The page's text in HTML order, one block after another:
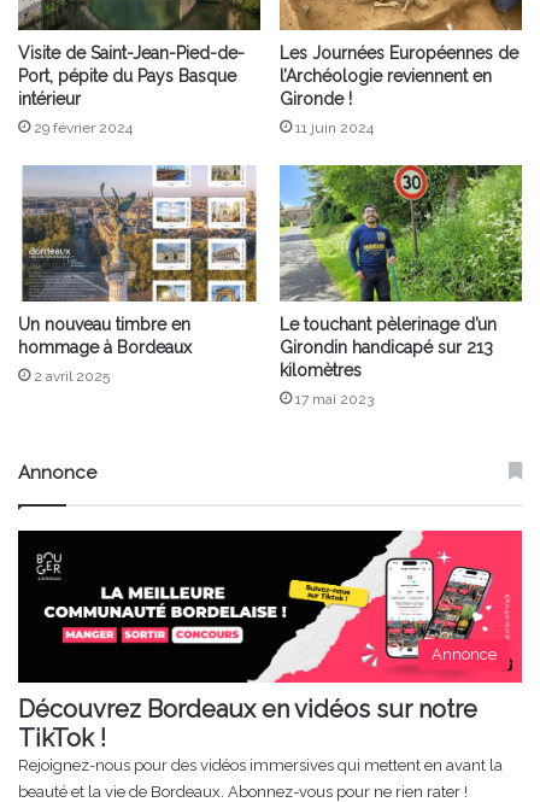
Visite de Saint-Jean-Pied-de-
Port, pépite du Pays Basque
intérieur
29 février 2024
Les Journées Européennes de
l’Archéologie reviennent en
Gironde !
11 juin 2024
Un nouveau timbre en
hommage à Bordeaux
2 avril 2025
Le touchant pèlerinage d’un
Girondin handicapé sur 213
kilomètres
17 mai 2023
Annonce
Annonce
Découvrez Bordeaux en vidéos sur notre
TikTok !
Rejoignez-nous pour des vidéos immersives qui mettent en avant la
beauté et la vie de Bordeaux. Abonnez-vous pour ne rien rater !